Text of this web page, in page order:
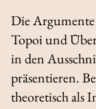
Die
Topoi und
in den
präsentieren.
theoretisch als